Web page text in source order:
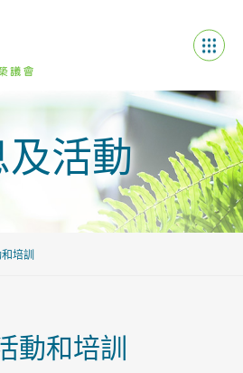
活動
培訓
動和培訓